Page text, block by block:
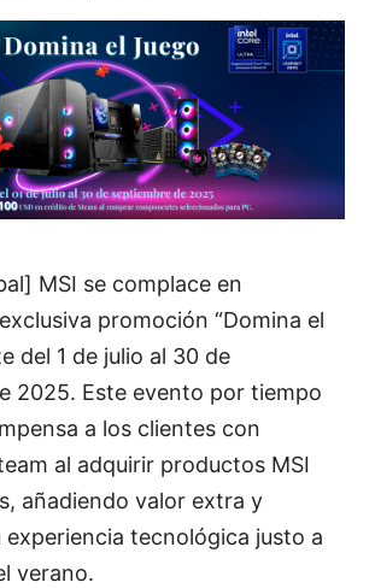
MSI se complace en
promoción “Domina el
del 1 de julio al 30 de
2025. Este evento por tiempo
a los clientes con
al adquirir productos MSI
añadiendo valor extra y
tecnológica justo a
verano.